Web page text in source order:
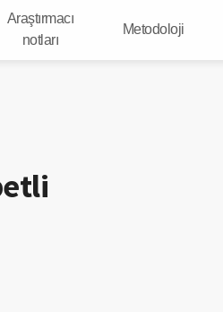
Araştırmacı
notları
Metodoloji